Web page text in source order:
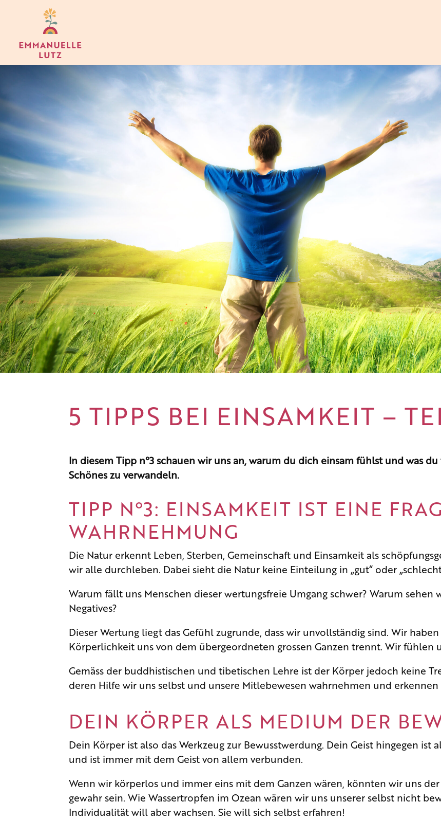
5 TIPPS BEI EINSAMKEIT –
In diesem Tipp n°3 schauen wir uns an, warum du dich einsam fühlst und was
Schönes zu verwandeln.
TIPP N°3: EINSAMKEIT IST EINE
WAHRNEHMUNG
Die Natur erkennt Leben, Sterben, Gemeinschaft und Einsamkeit als
wir alle durchleben. Dabei sieht die Natur keine Einteilung in „gut“ oder
Warum fällt uns Menschen dieser wertungsfreie Umgang schwer? Warum sehen
Negatives?
Dieser Wertung liegt das Gefühl zugrunde, dass wir unvollständig sind. Wir
Körperlichkeit uns von dem übergeordneten grossen Ganzen trennt. Wir fühlen
Gemäss der buddhistischen und tibetischen Lehre ist der Körper jedoch keine
deren Hilfe wir uns selbst und unsere Mitlebewesen wahrnehmen und erkennen
DEIN KÖRPER ALS MEDIUM DER
Dein Körper ist also das Werkzeug zur Bewusstwerdung. Dein Geist hingegen ist
und ist immer mit dem Geist von allem verbunden.
Wenn wir körperlos und immer eins mit dem Ganzen wären, könnten wir uns
gewahr sein. Wie Wassertropfen im Ozean wären wir uns unserer selbst nicht
Individualität will aber wachsen. Sie will sich selbst erfahren!